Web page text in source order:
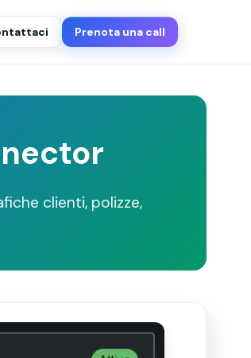
Prenota una call
clienti, polizze,